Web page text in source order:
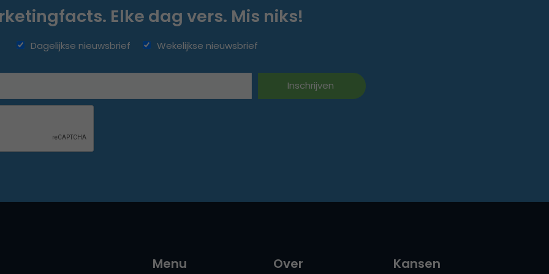
Elke dag vers. Mis niks!
Dagelijkse nieuwsbrief Wekelijkse nieuwsbrief
Menu Over Kansen